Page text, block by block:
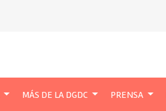
MÁS DE LA DGDC PRENSA